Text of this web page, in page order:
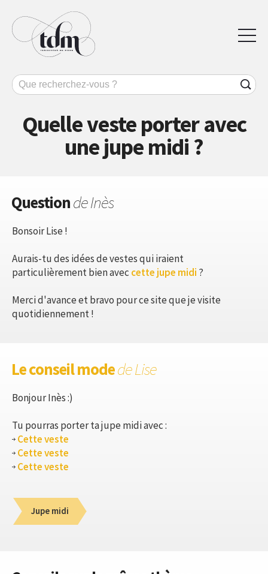
Quelle veste porter avec
une jupe midi ?
Questionde Inès
Bonsoir Lise !
Aurais-tu des idées de vestes qui iraient
particulièrement bien avec cette jupe midi ?
Merci d'avance et bravo pour ce site que je visite
quotidiennement !
Le conseil modede Lise
Bonjour Inès :)
Tu pourras porter ta jupe midi avec :
Cette veste
Cette veste
Cette veste
Jupe midi